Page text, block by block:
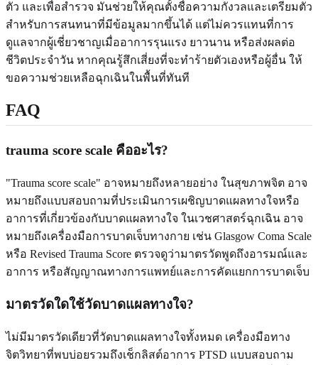
ตัว และเพื่อสำรวจ มันช่วยให้คุณตั้งชื่อความกังวลและเตรียมตัว
สำหรับการสนทนาที่มีข้อมูลมากขึ้นได้ แต่ไม่ควรแทนที่การ
ดูแลจากผู้เชี่ยวชาญเมื่ออาการรุนแรง ยาวนาน หรือส่งผลต่อ
ชีวิตประจำวัน หากคุณรู้สึกเสี่ยงที่จะทำร้ายตัวเองหรือผู้อื่น ให้
ขอความช่วยเหลือฉุกเฉินในพื้นที่ทันที
FAQ
trauma score scale คืออะไร?
"Trauma score scale" อาจหมายถึงหลายอย่าง ในสุขภาพจิต อาจ
หมายถึงแบบสอบถามที่ประเมินการเผชิญบาดแผลทางใจหรือ
อาการที่เกี่ยวข้องกับบาดแผลทางใจ ในเวชศาสตร์ฉุกเฉิน อาจ
หมายถึงเครื่องมือการบาดเจ็บทางกาย เช่น Glasgow Coma Scale
หรือ Revised Trauma Score ตรวจดูว่ามาตรวัดพูดถึงอารมณ์และ
อาการ หรือสัญญาณทางการแพทย์และการคัดแยกการบาดเจ็บ
มาตรวัดใดใช้วัดบาดแผลทางใจ?
ไม่มีมาตรวัดเดียวที่วัดบาดแผลทางใจทั้งหมด เครื่องมือทาง
จิตวิทยาที่พบบ่อยรวมถึงเช็กลิสต์อาการ PTSD แบบสอบถาม